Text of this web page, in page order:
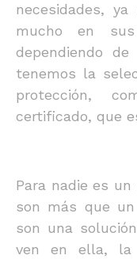
necesidades,
mucho en sus
dependiendo
tenemos la
protección,
certificado, que
Para nadie es
son más que
son una
ven en ella, la